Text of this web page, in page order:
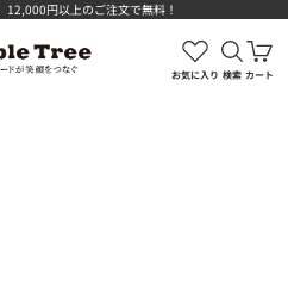
12,000円以上のご注文で無料！
ツリー公式オンラインショップ
お気に入り
検索を
検索
カ
カート